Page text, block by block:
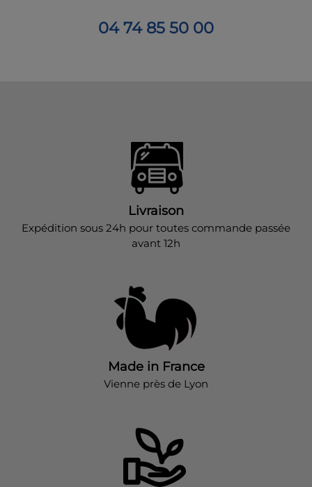
04 74 85 50 00
Livraison
Expédition sous 24h pour toutes commande passée
avant 12h
Made in France
Vienne près de Lyon